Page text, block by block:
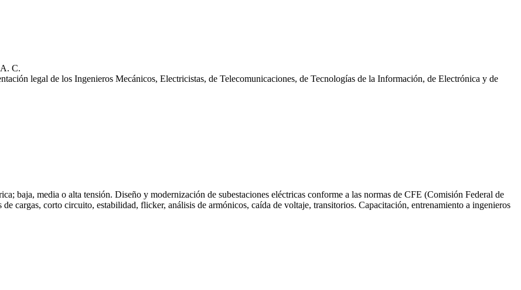
C.
legal de los Ingenieros Mecánicos, Electricistas, de Telecomunicaciones, de Tecnologías de la Información, de Electrónica y de
baja, media o alta tensión. Diseño y modernización de subestaciones eléctricas conforme a las normas de CFE (Comisión Federal de
cargas, corto circuito, estabilidad, flicker, análisis de armónicos, caída de voltaje, transitorios. Capacitación, entrenamiento a ingenieros